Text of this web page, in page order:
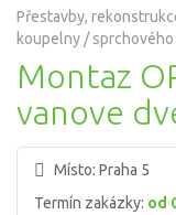
Přestavby,
koupelny /
Montaz
vanove
Místo: Praha 5
Termín zakázky: od